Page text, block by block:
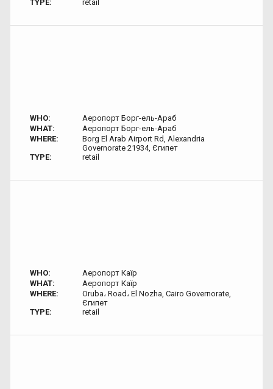
TYPE:
retail
WHO:
Аеропорт Борг-ель-Араб
WHAT:
Аеропорт Борг-ель-Араб
WHERE:
Borg El Arab Airport Rd, Alexandria
Governorate 21934, Єгипет
TYPE:
retail
WHO:
Аеропорт Каїр
WHAT:
Аеропорт Каїр
WHERE:
Oruba، Road، El Nozha, Cairo Governorate,
Єгипет
TYPE:
retail